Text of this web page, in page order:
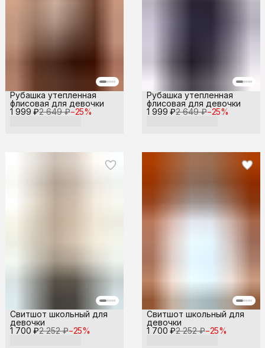
1 999 ₽2 649 ₽−25%
Рубашка утепленная
флисовая для девочки
1 999 ₽2 649 ₽−25%
Рубашка утепленная
флисовая для девочки
1 700 ₽2 252 ₽−25%
Свитшот школьный для
девочки
1 700 ₽2 252 ₽−25%
Свитшот школьный для
девочки